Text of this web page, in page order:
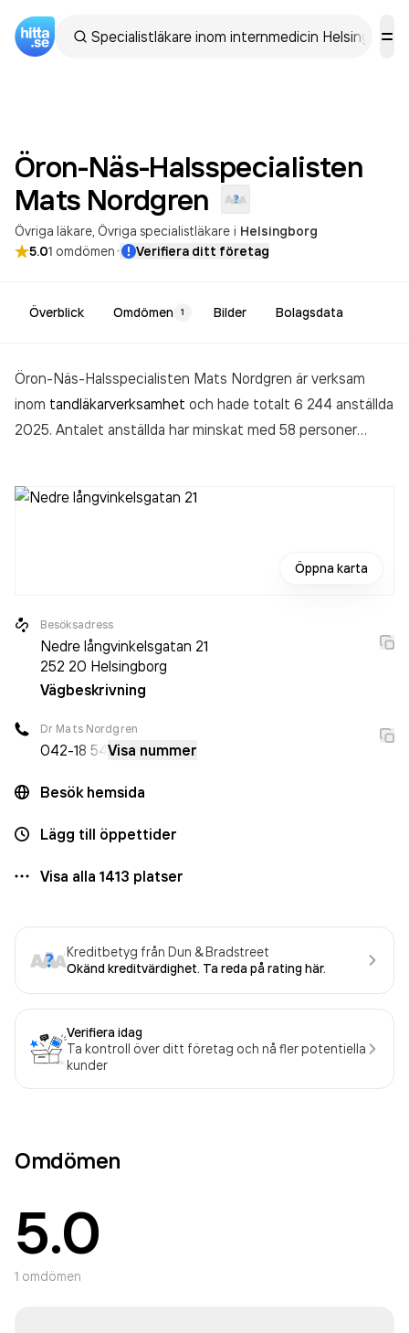
Öron-Näs-Halsspecialisten
Mats Nordgren
Övriga läkare Övriga specialistläkare i Helsingborg
5.01 omdömen· Verifiera ditt företag
Överblick Omdömen 1 Bilder Bolagsdata
Öron-Näs-Halsspecialisten Mats Nordgren är verksam
inom tandläkarverksamhet och hade totalt 6 244 anställda
2025. Antalet anställda har minskat med 58 personer
Öron-Näs-Halsspecialisten Mats Nordgren
Öppna karta
Besöksadress
Nedre långvinkelsgatan 21
252 20 Helsingborg
Vägbeskrivning
Dr Mats Nordgren
042-18 54Visa nummer
Besök hemsida
Lägg till öppettider
Visa alla 1413 platser
Kreditbetyg från Dun & Bradstreet
Okänd kreditvärdighet. Ta reda på rating här.
Verifiera idag
Ta kontroll över ditt företag och nå fler potentiella
kunder
Omdömen
5.0
1 omdömen